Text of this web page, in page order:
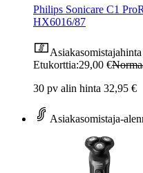
Philips Sonicare C1
HX6016/87
Asiakasomistajahinta
Etukorttia:29,00 €
30 pv alin hinta 32,95 €
Asiakasomistaja-